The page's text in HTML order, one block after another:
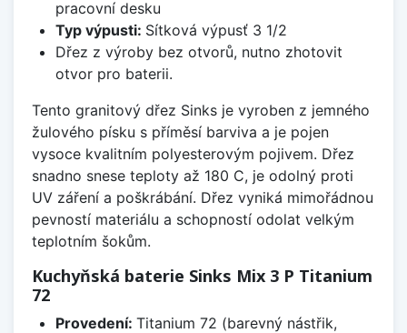
pracovní desku
Typ výpusti: Sítková výpusť 3 1/2
Dřez z výroby bez otvorů, nutno zhotovit
otvor pro baterii.
Tento granitový dřez Sinks je vyroben z jemného
žulového písku s příměsí barviva a je pojen
vysoce kvalitním polyesterovým pojivem. Dřez
snadno snese teploty až 180 C, je odolný proti
UV záření a poškrábání. Dřez vyniká mimořádnou
pevností materiálu a schopností odolat velkým
teplotním šokům.
Kuchyňská baterie Sinks Mix 3 P Titanium
72
Provedení: Titanium 72 (barevný nástřik,